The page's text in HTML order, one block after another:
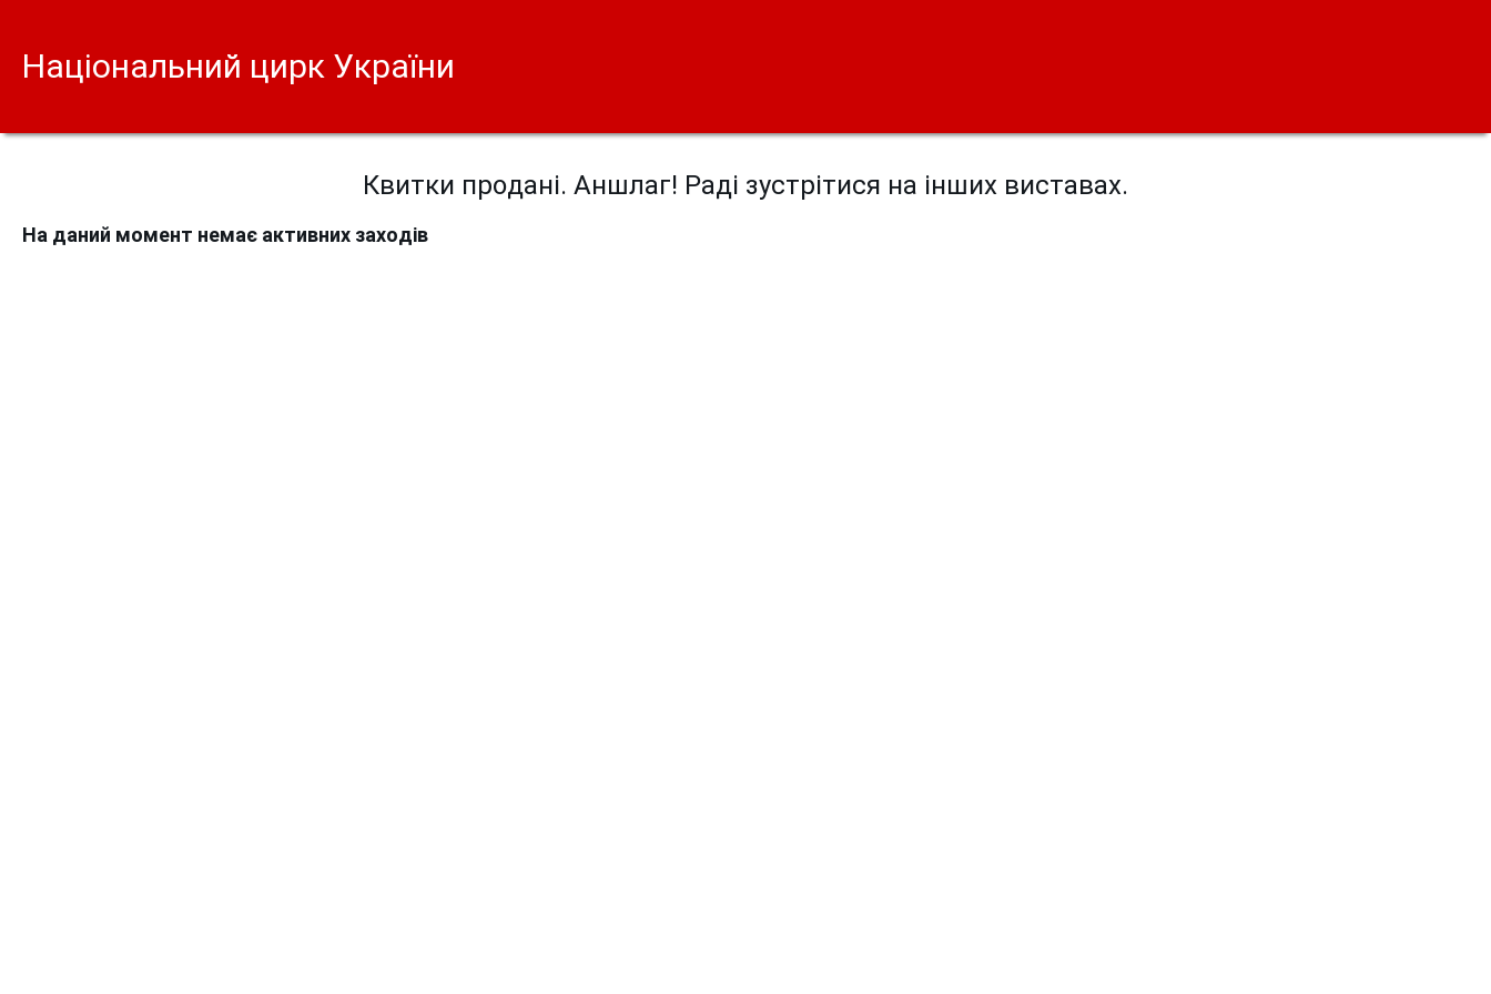
Національний цирк України
Квитки продані. Аншлаг! Раді зустрітися на інших виставах.
На даний момент немає активних заходів